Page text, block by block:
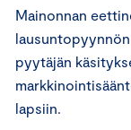
Mainonnan
pyytäjän
lapsiin.